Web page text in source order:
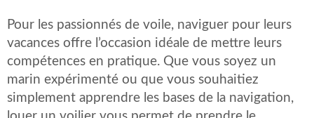
Pour les passionnés de voile, naviguer pour leurs
vacances offre l’occasion idéale de mettre leurs
compétences en pratique. Que vous soyez un
marin expérimenté ou que vous souhaitiez
simplement apprendre les bases de la navigation,